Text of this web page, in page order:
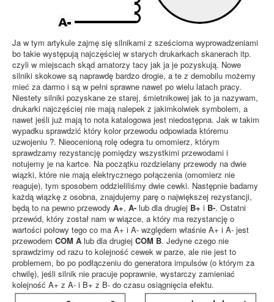
Ja w tym artykule zajmę się silnikami z sześcioma wyprowadzeniami
bo takie występują najczęściej w starych drukarkach skanerach itp.
czyli w miejscach skąd amatorzy tacy jak ja je pozyskują. Nowe
silniki skokowe są naprawdę bardzo drogie, a te z demobilu możemy
mieć za darmo i są w pełni sprawne nawet po wielu latach pracy.
Niestety silniki pozyskane ze starej, śmietnikowej jak to ja nazywam,
drukarki najczęściej nie mają nalepek z jakimkolwiek symbolem, a
nawet jeśli już mają to nota katalogowa jest niedostępna. Jak w takim
wypadku sprawdzić który kolor przewodu odpowiada któremu
uzwojeniu ?. Nieocenioną rolę odegra tu omomierz, którym
sprawdzamy rezystancję pomiędzy wszystkimi przewodami i
notujemy je na kartce. Na początku rozdzielany przewody na dwie
wiązki, które nie mają elektrycznego połączenia (omomierz nie
reaguje), tym sposobem oddzieliliśmy dwie cewki. Następnie badamy
każdą wiązkę z osobna, znajdujemy parę o największej rezystancji,
będą to na pewno przewody A+, A- lub dla drugiej B+ i B-. Ostatni
przewód, który został nam w wiązce, a który ma rezystancję o
wartości połowy tego co ma A+ i A- względem właśnie A+ i A- jest
przewodem COM A lub dla drugiej COM B. Jedyne czego nie
sprawdzimy od razu to kolejność cewek w parze, ale nie jest to
problemem, bo po podłączeniu do generatora impulsów (o którym za
chwilę), jeśli silnik nie pracuje poprawnie, wystarczy zamieniać
kolejność A+ z A- i B+ z B- do czasu osiągnięcia efektu.